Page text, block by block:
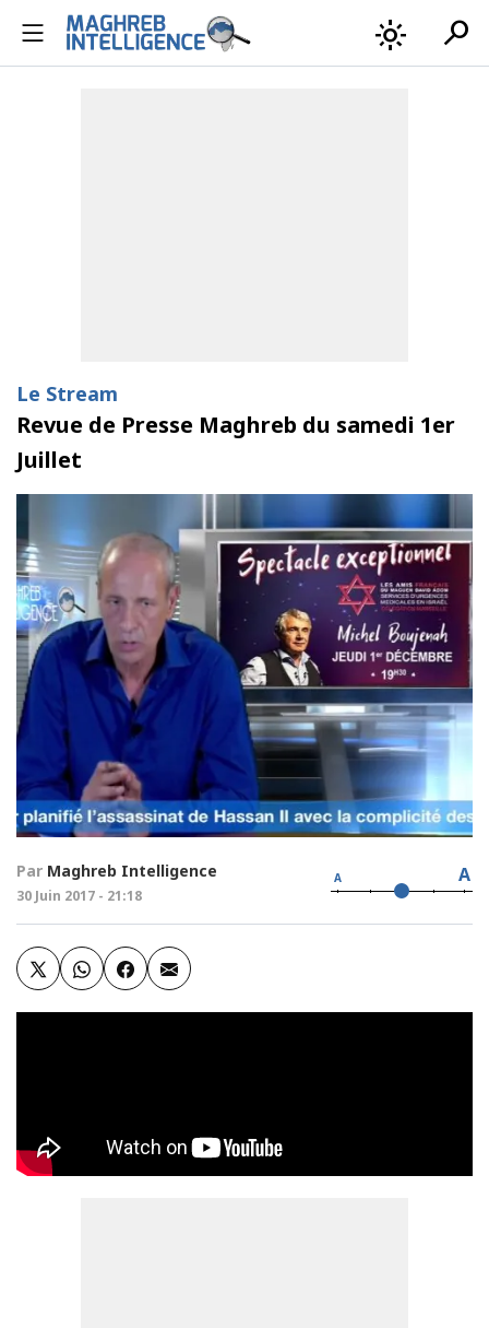
light_mode search
Le Stream
Revue de Presse Maghreb du samedi 1er
Juillet
Par Maghreb Intelligence
30 Juin 2017 - 21:18
A A